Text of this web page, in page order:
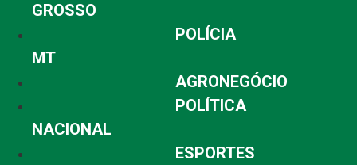
GROSSO
POLÍCIA
MT
AGRONEGÓCIO
POLÍTICA
NACIONAL
ESPORTES